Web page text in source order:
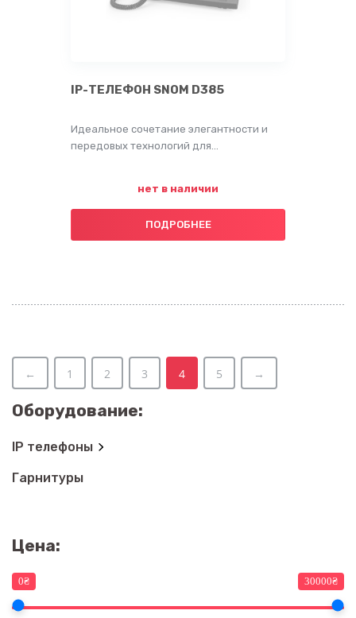
IP-ТЕЛЕФОН SNOM D385
нет в наличии
Идеальное сочетание элегантности и
передовых технологий для…
ПОДРОБНЕЕ
← 1 2 3 4 5 →
Оборудование:
IP телефоны
Гарнитуры
Цена:
0₴ 30000₴